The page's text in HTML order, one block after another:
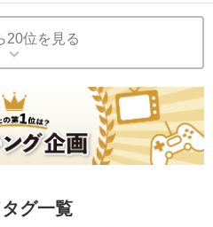
20位を見る
グ一覧